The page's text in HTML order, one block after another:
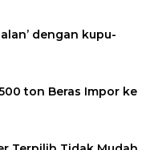
dengan kupu-
ton Beras Impor ke